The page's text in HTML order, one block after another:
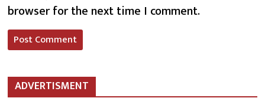
browser for the next time I comment.
ADVERTISMENT